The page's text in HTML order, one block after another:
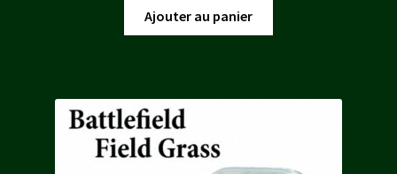
initial
était :
actuel
est :
Ajouter au panier